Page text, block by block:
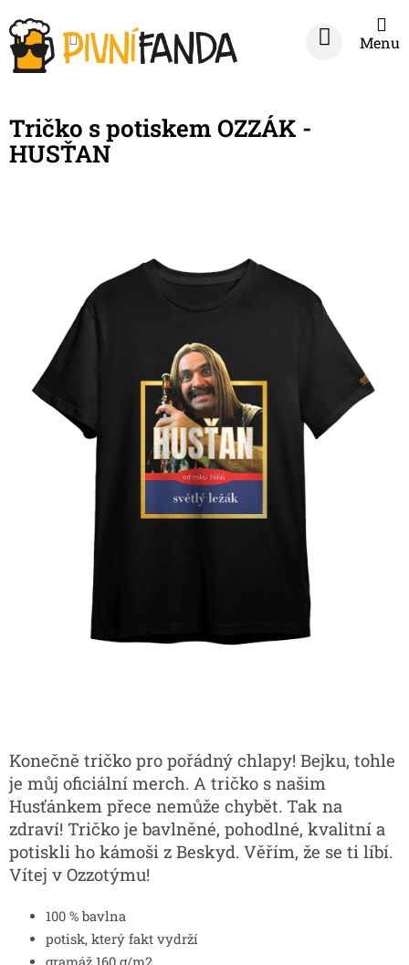
na
obsah
NÁKUPNÍ
Tričko s potiskem OZZÁK -
HUSŤAN
Konečně tričko pro pořádný chlapy! Bejku, tohle
je můj oficiální merch. A tričko s našim
Husťánkem přece nemůže chybět. Tak na
zdraví! Tričko je bavlněné, pohodlné, kvalitní a
potiskli ho kámoši z Beskyd. Věřím, že se ti líbí.
Vítej v Ozzotýmu!
100 % bavlna
potisk, který fakt vydrží